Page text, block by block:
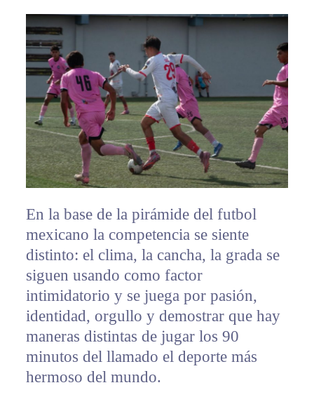
En la base de la pirámide del futbol
mexicano la competencia se siente
distinto: el clima, la cancha, la grada se
siguen usando como factor
intimidatorio y se juega por pasión,
identidad, orgullo y demostrar que hay
maneras distintas de jugar los 90
minutos del llamado el deporte más
hermoso del mundo.